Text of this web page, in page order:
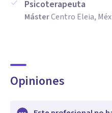
Psicoterapeuta
MásterCentro Eleia,
Opiniones